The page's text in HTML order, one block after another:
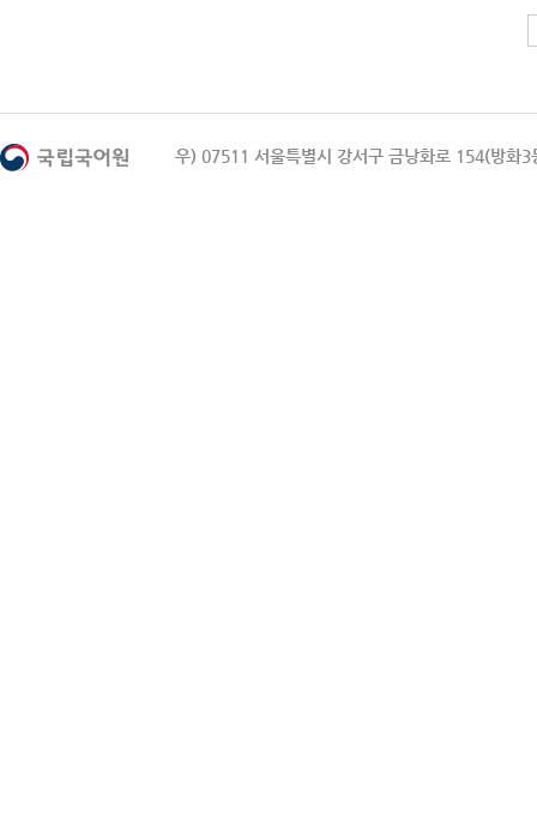
우) 07511 서울특별시 강서구 금낭화로 154(방화3